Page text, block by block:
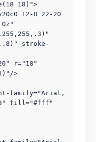
0z"
stroke-
>
fill="#fff"